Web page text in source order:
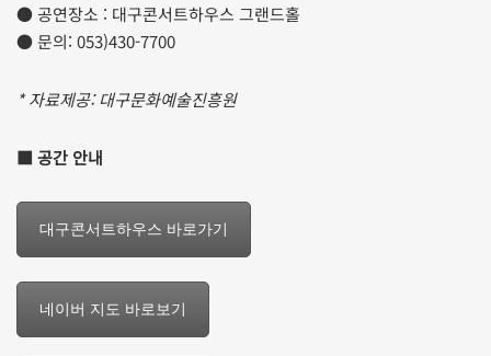
● 공연장소 : 대구콘서트하우스 그랜드홀
● 문의: 053)430-7700
* 자료제공: 대구문화예술진흥원
■ 공간 안내
대구콘서트하우스 바로가기
네이버 지도 바로보기